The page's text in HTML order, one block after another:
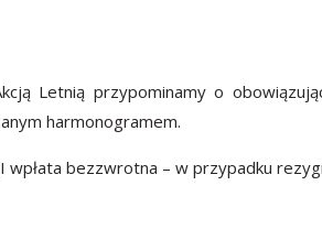
Letnią przypominamy o
harmonogramem.
wpłata bezzwrotna – w przypadku